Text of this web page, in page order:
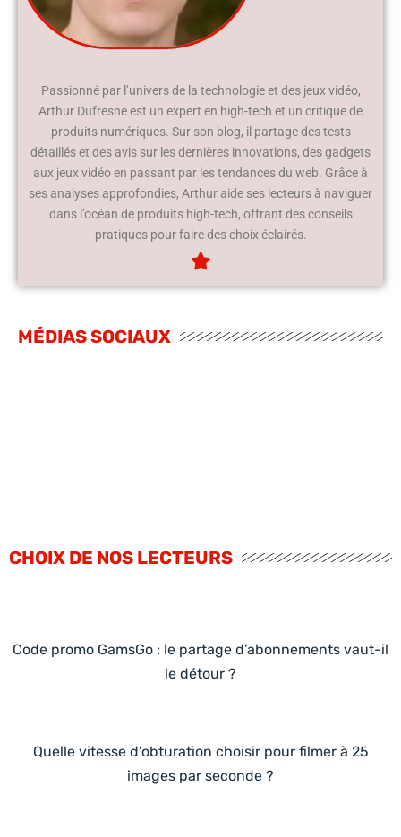
Passionné par l’univers de la technologie et des jeux vidéo,
Arthur Dufresne est un expert en high-tech et un critique de
produits numériques. Sur son blog, il partage des tests
détaillés et des avis sur les dernières innovations, des gadgets
aux jeux vidéo en passant par les tendances du web. Grâce à
ses analyses approfondies, Arthur aide ses lecteurs à naviguer
dans l’océan de produits high-tech, offrant des conseils
pratiques pour faire des choix éclairés.
MÉDIAS SOCIAUX
CHOIX DE NOS LECTEURS
Code promo GamsGo : le partage d’abonnements vaut-il
le détour ?
Quelle vitesse d’obturation choisir pour filmer à 25
images par seconde ?